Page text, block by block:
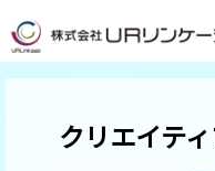
クリエイテ